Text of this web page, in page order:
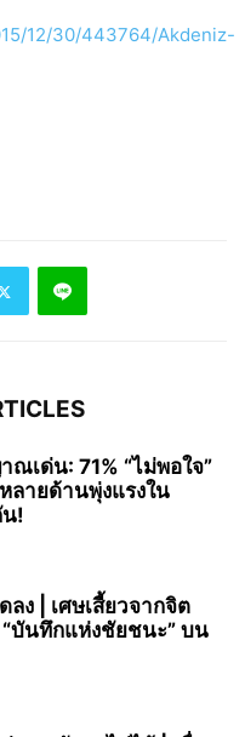
12/30/443764/Akdeniz-
เด่น: 71% “ไม่พอใจ”
ลายด้านพุ่งแรงใน
!
ง | เศษเสี้ยวจากจิต
บันทึกแห่งชัยชนะ” บน